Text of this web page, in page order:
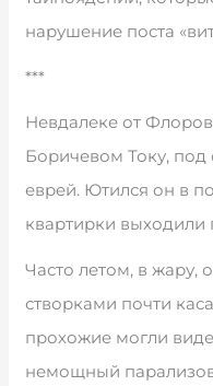
нарушение поста
***
Невдалеке от
Боричевом Току,
еврей. Ютился он в
квартирки выходили
Часто летом, в жару,
створками почти
прохожие могли
немощный